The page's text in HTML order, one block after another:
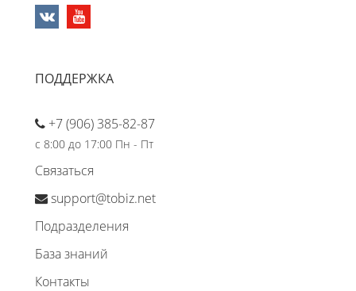
ПОДДЕРЖКА
+7 (906) 385-82-87
с 8:00 до 17:00 Пн - Пт
Связаться
support@tobiz.net
Подразделения
База знаний
Контакты